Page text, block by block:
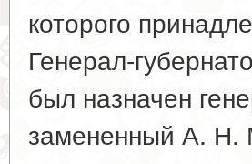
которого
Генерал-
был назначен
замененный А. Н.